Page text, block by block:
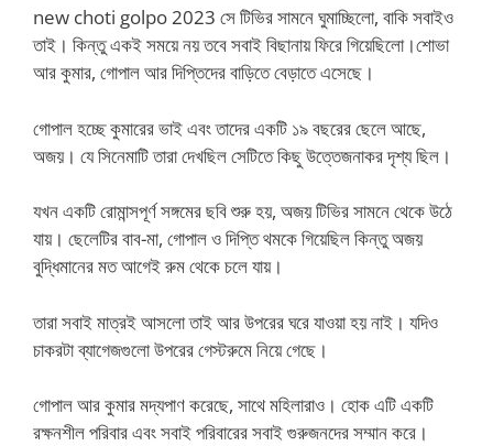
new choti golpo 2023 সে টিভির সামনে ঘুমাচ্ছিলো, বাকি সবাইও
তাই। কিন্তু একই সময়ে নয় তবে সবাই বিছানায় ফিরে গিয়েছিলো।শোভা
আর কুমার, গোপাল আর দিপ্তিদের বাড়িতে বেড়াতে এসেছে।
গোপাল হচ্ছে কুমারের ভাই এবং তাদের একটি ১৯ বছরের ছেলে আছে,
অজয়। যে সিনেমাটি তারা দেখছিল সেটিতে কিছু উত্তেজনাকর দৃশ্য ছিল।
যখন একটি রোমান্সপূর্ণ সঙ্গমের ছবি শুরু হয়, অজয় টিভির সামনে থেকে উঠে
যায়। ছেলেটির বাব-মা, গোপাল ও দিপ্তি থমকে গিয়েছিল কিন্তু অজয়
বুদ্ধিমানের মত আগেই রুম থেকে চলে যায়।
তারা সবাই মাত্রই আসলো তাই আর উপরের ঘরে যাওয়া হয় নাই। যদিও
চাকরটা ব্যাগেজগুলো উপরের গেস্টরুমে নিয়ে গেছে।
গোপাল আর কুমার মদ্যপাণ করেছে, সাথে মহিলারাও। হোক এটি একটি
রক্ষনশীল পরিবার এবং সবাই পরিবারের সবাই গুরুজনদের সম্মান করে।